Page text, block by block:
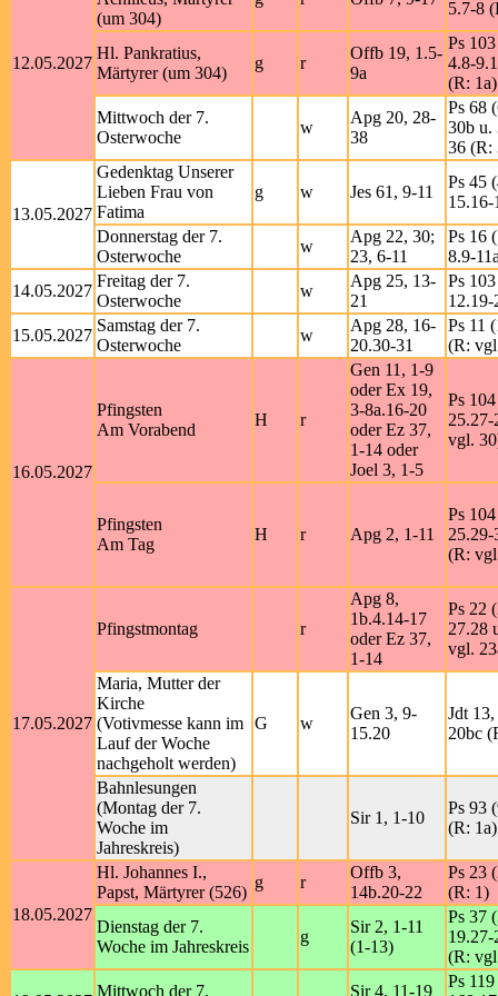
12.05.2027
(um 304)
5.7-8
Hl. Pankratius,
Märtyrer (um 304)
g r
Offb 19, 1.5-
9a
Ps
4.8-
(R: 1a)
Mittwoch der 7.
Osterwoche
w
Apg 20, 28-
38
Ps 68
30b u.
36 (R:
13.05.2027
Gedenktag Unserer
Lieben Frau von
Fatima
g w Jes 61, 9-11
Ps 45
15.16-
Donnerstag der 7.
Osterwoche
w
Apg 22, 30;
23, 6-11
Ps 16
8.9-
14.05.2027
Freitag der 7.
Osterwoche
w
Apg 25, 13-
21
Ps
12.19-
15.05.2027
Samstag der 7.
Osterwoche
w
Apg 28, 16-
20.30-31
Ps 11
(R:
16.05.2027
Pfingsten
Am Vorabend
H r
Gen 11, 1-9
oder Ex 19,
3-8a.16-20
oder Ez 37,
1-14 oder
Joel 3, 1-5
Ps
vgl.
Pfingsten
Am Tag
H r Apg 2, 1-11
Ps
25.29-
(R:
17.05.2027
Pfingstmontag r
Apg 8,
1b.4.14-17
oder Ez 37,
1-14
Ps 22
27.28
vgl.
Maria, Mutter der
Kirche
(Votivmesse kann im
Lauf der Woche
nachgeholt werden)
G w
Gen 3, 9-
15.20
Jdt
20bc
Bahnlesungen
(Montag der 7.
Woche im
Jahreskreis)
Sir 1, 1-10
Ps 93
(R: 1a)
18.05.2027
Hl. Johannes I.,
Papst, Märtyrer (526)
g r
Offb 3,
14b.20-22
Ps 23
(R: 1)
Dienstag der 7.
Woche im Jahreskreis
g
Sir 2, 1-11
(1-13)
Ps 37
19.27-
(R:
Mittwoch der 7.
Sir 4, 11-19
Ps